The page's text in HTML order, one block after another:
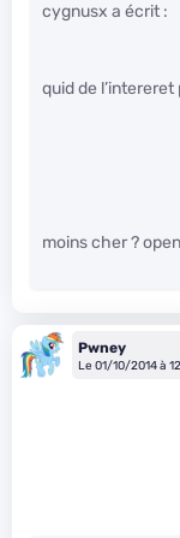
cygnusx a écrit :
quid de
moins cher ?
Pwney
Le 01/10/2014 à